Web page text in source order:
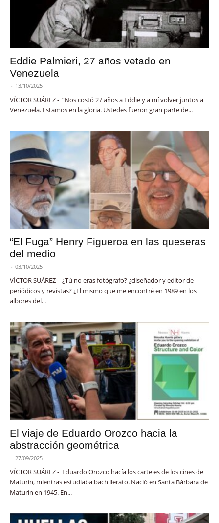
Eddie Palmieri, 27 años vetado en
Venezuela
- 13/10/2025
VÍCTOR SUÁREZ - “Nos costó 27 años a Eddie y a mí volver juntos a
Venezuela. Estamos en la gloria. Ustedes fueron gran parte de...
“El Fuga” Henry Figueroa en las queseras
del medio
- 03/10/2025
VÍCTOR SUÁREZ - ¿Tú no eras fotógrafo? ¿diseñador y editor de
periódicos y revistas? ¿El mismo que me encontré en 1989 en los
albores del...
El viaje de Eduardo Orozco hacia la
abstracción geométrica
- 27/09/2025
VÍCTOR SUÁREZ - Eduardo Orozco hacía los carteles de los cines de
Maturín, mientras estudiaba bachillerato. Nació en Santa Bárbara de
Maturín en 1945. En...